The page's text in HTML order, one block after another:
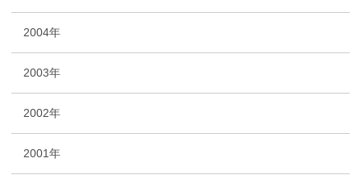
2004年
2003年
2002年
2001年